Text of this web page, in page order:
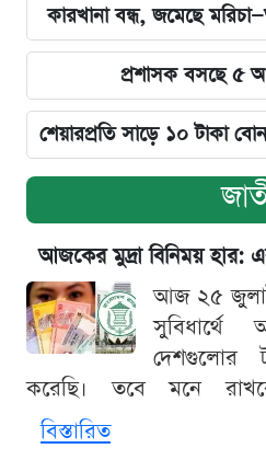
কারখানা বন্ধ, জমেছে
প্রশাসক বসছে ৫
শেয়ারপ্রতি সাড়ে ১০ টাকা
আজকের মুদ্রা বিনিময় হার:
আজ ২৫
সুবিধার্থে
দেশগুলোর
করেছি। তবে মনে
বিস্তারিত